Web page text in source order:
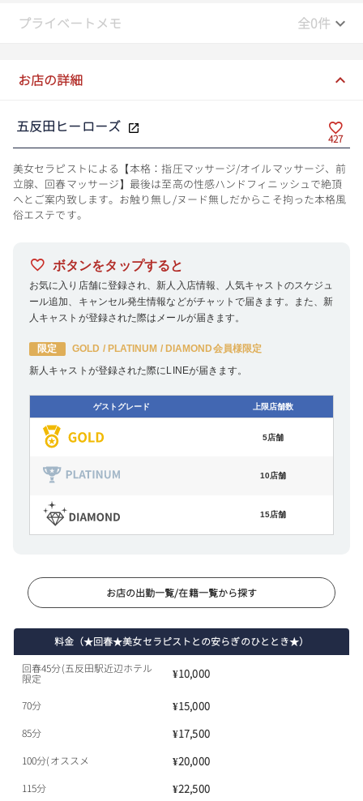
プライベートメモ 全0件
お店の詳細
五反田ヒーローズ
427
美女セラピストによる【本格：指圧マッサージ/オイルマッサージ、前
立腺、回春マッサージ】最後は至高の性感ハンドフィニッシュで絶頂
へとご案内致します。お触り無し/ヌード無しだからこそ拘った本格風
俗エステです。
ボタンをタップすると
お気に入り店舗に登録され、新人入店情報、人気キャストのスケジュ
ール追加、キャンセル発生情報などがチャットで届きます。また、新
人キャストが登録された際はメールが届きます。
限定
GOLD / PLATINUM / DIAMOND会員様限定
新人キャストが登録された際にLINEが届きます。
ゲストグレード 上限店舗数
5店舗
10店舗
15店舗
お店の出勤一覧/在籍一覧から探す
料金（★回春★美女セラピストとの安らぎのひととき★）
回春45分(五反田駅近辺ホテル
限定 ¥10,000
70分 ¥15,000
85分 ¥17,500
100分(オススメ ¥20,000
115分 ¥22,500